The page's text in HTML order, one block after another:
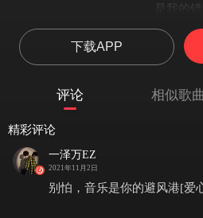
是我的错
没能活成你想
我很抱歉
可我只想活
心中两个声音
“怎么可能这么脆弱 几个
“几句话就能让生
下载APP
评论 相似歌曲
精彩评论
一泽万EZ
2021年11月2日
别怕，音乐是你的避风港[爱